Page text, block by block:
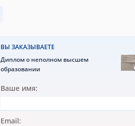
Ваше имя:
Email:
ВЫ ЗАКАЗЫВАЕТЕ
Диплом о неполном высшем
образовании